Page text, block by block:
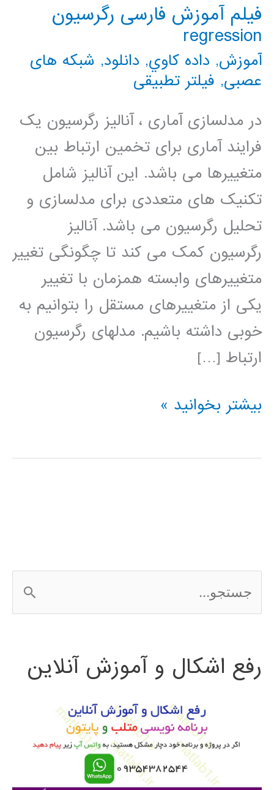
فیلم آموزش فارسی رگرسیون
regression
آموزش, داده كاوي, دانلود, شبکه های
عصبی, فیلتر تطبیقی
در مدلسازی آماری ، آنالیز رگرسیون یک
فرایند آماری برای تخمین ارتباط بین
متغییرها می باشد. این آنالیز شامل
تکنیک های متعددی برای مدلسازی و
تحلیل رگرسیون می باشد. آنالیز
رگرسیون کمک می کند تا چگونگی تغییر
متغییرهای وابسته همزمان با تغییر
یکی از متغییرهای مستقل را بتوانیم به
خوبی داشته باشیم. مدلهای رگرسیون
ارتباط […]
فیلم
فارسی
بیشتر بخوانید »
س
ج
رفع اشکال و آموزش آنلاین